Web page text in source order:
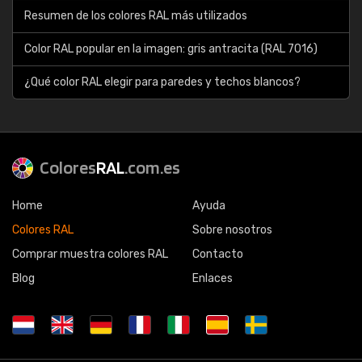
Resumen de los colores RAL más utilizados
Color RAL popular en la imagen: gris antracita (RAL 7016)
¿Qué color RAL elegir para paredes y techos blancos?
ColoresRAL.com.es
Home
Colores RAL
Comprar muestra colores RAL
Blog
Ayuda
Sobre nosotros
Contacto
Enlaces